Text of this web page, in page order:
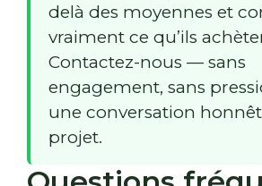
delà des moyennes et
vraiment ce qu’ils
Contactez-nous — sans
engagement, sans
une conversation
projet.